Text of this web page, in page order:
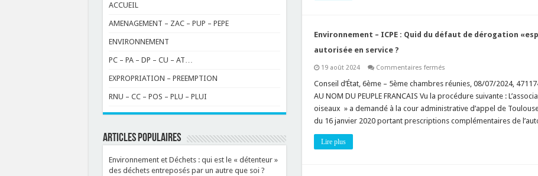
atteinte
plan
Environnement – ICPE : Quid du défaut de dérogation
autorisée en service ?
19 août 2024 Commentaires ferméssur
–
:
Quid
du
défaut
Conseil d’État, 6ème – 5ème chambres réunies, 08/07/2024,
AU NOM DU PEUPLE FRANCAIS Vu la procédure suivante :
oiseaux » a demandé à la cour administrative d’appel de
du 16 janvier 2020 portant prescriptions complémentaires de
Lire plus
ACCUEIL
AMENAGEMENT – ZAC – PUP – PEPE
ENVIRONNEMENT
PC – PA – DP – CU – AT…
EXPROPRIATION – PREEMPTION
RNU – CC – POS – PLU – PLUI
ARTICLES POPULAIRES
Environnement et Déchets : qui est le « détenteur »
des déchets entreposés par un autre que soi ?